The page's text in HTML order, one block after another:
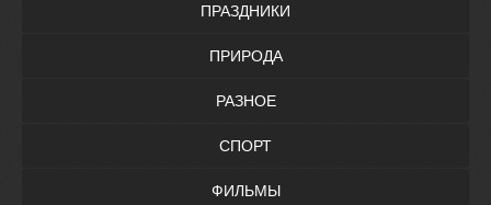
ПРАЗДНИКИ
ПРИРОДА
РАЗНОЕ
СПОРТ
ФИЛЬМЫ